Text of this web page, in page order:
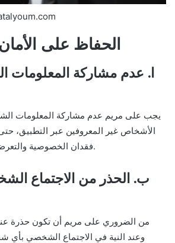
الحفاظ على
ا. عدم مشاركة
يجب على مريم عدم مشاركة المعلومات
الأشخاص غير المعروفين عبر التطبيق،
فقدان الخصوصية والتعرض للتلاعب أو الاستغلال.
ب. الحذر من الاجتماع
من الضروري على مريم أن تكون حذرة
وعند النية في الاجتماع الشخصي بأي